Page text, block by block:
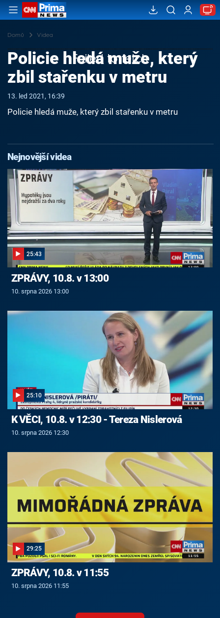
Domů Videa
Failed to fetch
Policie hledá muže, který
zbil stařenku v metru
13. led 2021, 16:39
Policie hledá muže, který zbil stařenku v metru
Nejnovější videa
25:43
ZPRÁVY, 10.8. v 13:00
10. srpna 2026 13:00
25:10
K VĚCI, 10.8. v 12:30 - Tereza Nislerová
10. srpna 2026 12:30
29:25
ZPRÁVY, 10.8. v 11:55
10. srpna 2026 11:55